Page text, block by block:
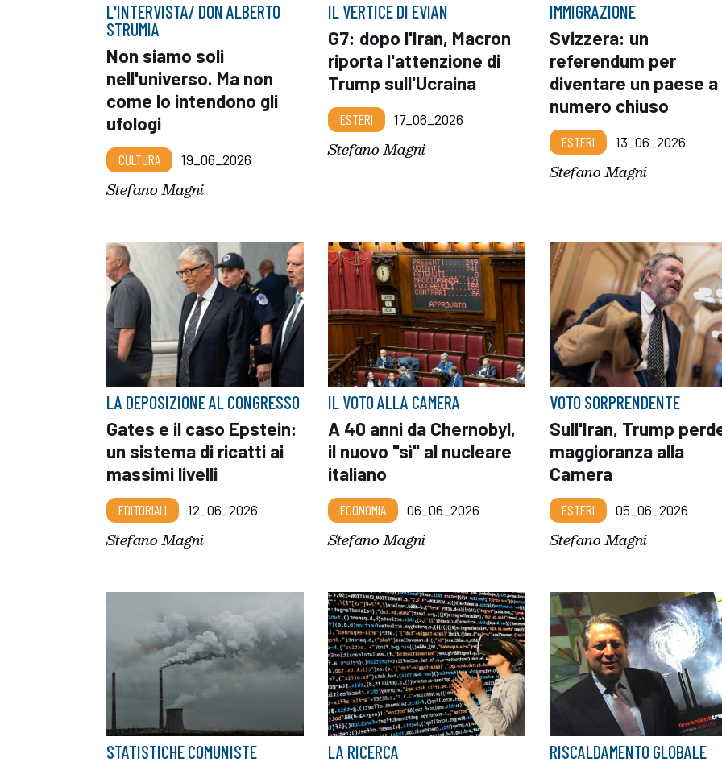
L'INTERVISTA/ DON ALBERTO
STRUMIA
Non siamo soli
nell'universo. Ma non
come lo intendono gli
ufologi
CULTURA 19_06_2026
Stefano Magni
IL VERTICE DI EVIAN
G7: dopo l'Iran, Macron
riporta l'attenzione di
Trump sull'Ucraina
ESTERI 17_06_2026
Stefano Magni
IMMIGRAZIONE
Svizzera: un
referendum per
diventare un paese a
numero chiuso
ESTERI 13_06_2026
Stefano Magni
LA DEPOSIZIONE AL CONGRESSO
Gates e il caso Epstein:
un sistema di ricatti ai
massimi livelli
EDITORIALI 12_06_2026
Stefano Magni
IL VOTO ALLA CAMERA
A 40 anni da Chernobyl,
il nuovo "sì" al nucleare
italiano
ECONOMIA 06_06_2026
Stefano Magni
VOTO SORPRENDENTE
Sull'Iran, Trump
maggioranza alla
Camera
ESTERI 05_06_2026
Stefano Magni
STATISTICHE COMUNISTE LA RICERCA RISCALDAMENTO GLOBALE